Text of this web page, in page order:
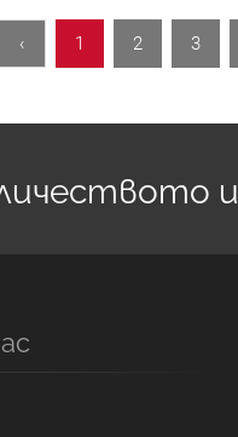
‹ 1 2 3
и